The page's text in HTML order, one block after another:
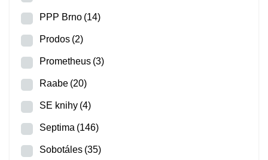
PPP Brno (14)
Prodos (2)
Prometheus (3)
Raabe (20)
SE knihy (4)
Septima (146)
Sobotáles (35)